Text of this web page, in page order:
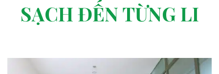
SẠCH ĐẾN TỪNG LI